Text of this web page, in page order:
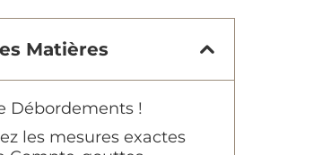
Matières
Débordements !
les mesures exactes